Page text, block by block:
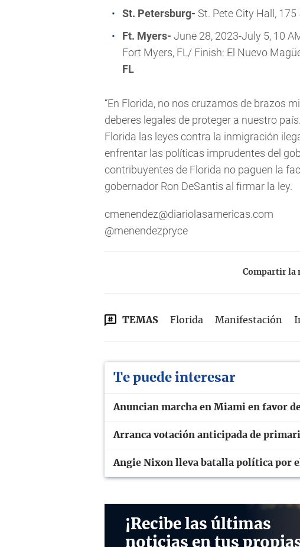
St. Petersburg- St. Pete City Hall,
Ft. Myers- June 28, 2023-July 5, 10
Fort Myers, FL/ Finish: El Nuevo
FL
“En Florida, no nos cruzamos de brazos
deberes legales de proteger a nuestro
Florida las leyes contra la inmigración
enfrentar las políticas imprudentes del
contribuyentes de Florida no paguen la
gobernador Ron DeSantis al firmar la ley.
cmenendez@diariolasamericas.com
@menendezpryce
Compartir la
TEMAS Florida Manifestación
Te puede interesar
Anuncian marcha en Miami en favor
Arranca votación anticipada de
Angie Nixon lleva batalla política por el
¡Recibe las últimas
noticias en tus